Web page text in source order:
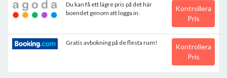
Du kan få ett lägre pris på det här
boendet genom att logga in.
Kontrollera
Pris
Gratis avbokning på de flesta rum!
Kontrollera
Pris